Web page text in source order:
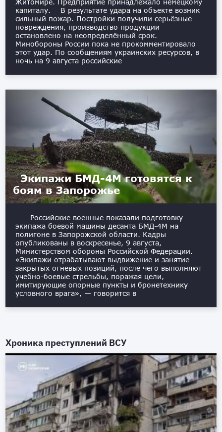
капиталу. В результате удара на объекте возник
сильный пожар. Постройки получили серьёзные
повреждения, производство продукции
остановлено на неопределённый срок.
Минобороны России пока не прокомментировало
этот удар. По сообщениям украинских ресурсов, в
ночь на 9 августа российские
Экипажи БМД-4М готовятся к
боям в Запорожье
Российские военные показали подготовку
экипажа боевой машины десанта БМД-4М на
полигоне в Запорожской области. Кадры
опубликованы в воскресенье, 9 августа,
Министерством обороны Российской Федерации.
«Экипажи отрабатывают выдвижение и занятие
закрытых огневых позиций, после чего выполняют
учебно-боевые стрельбы, поражая цели,
имитирующие опорные пункты и бронетехнику
условного врага», — говорится в
Хроника преступлений ВСУ